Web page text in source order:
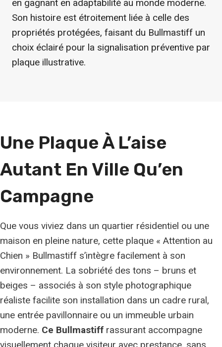
en gagnant en adaptabilité au monde moderne.
Son histoire est étroitement liée à celle des
propriétés protégées, faisant du Bullmastiff un
choix éclairé pour la signalisation préventive par
plaque illustrative.
Une Plaque À L’aise
Autant En Ville Qu’en
Campagne
Que vous viviez dans un quartier résidentiel ou une
maison en pleine nature, cette plaque « Attention au
Chien » Bullmastiff s’intègre facilement à son
environnement. La sobriété des tons – bruns et
beiges – associés à son style photographique
réaliste facilite son installation dans un cadre rural,
une entrée pavillonnaire ou un immeuble urbain
moderne. Ce Bullmastiff rassurant accompagne